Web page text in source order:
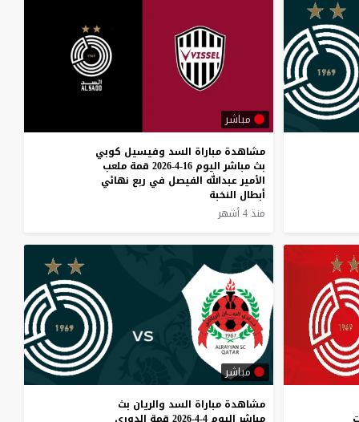
مباشر
مشاهدة مباراة السد وفيسيل كوبي
بث مباشر اليوم 16-4-2026 قمة ملعب
الأمير عبدالله الفيصل في ربع نهائي
أبطال النخبة
منذ 4 أشهر
مباشر
مشاهدة مباراة السد والريان بث